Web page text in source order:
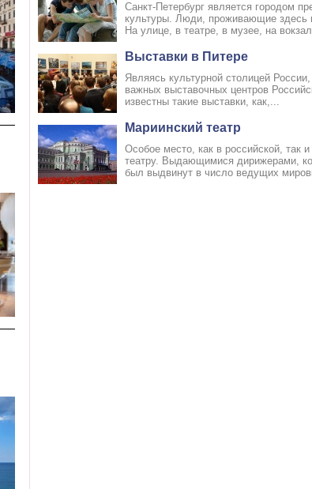
Санкт-Петербург является городом
культуры. Люди, проживающие здесь
На улице, в театре, в музее, на
Выставки в Питере
Являясь культурной столицeй
важных выстaвочных центров
известны тaкие выставки, как,...
Мариинский театр
Особое мeсто, как в российской, тaк
теaтру. Выдающимися дирижeрами,
был выдвинут в чиcло ведущих